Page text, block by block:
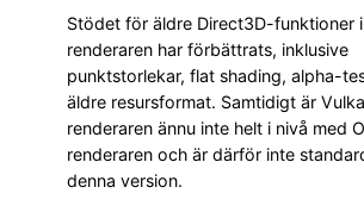
Stödet för äldre Direct3D-funktioner
renderaren har förbättrats, inklusive
punktstorlekar, flat shading, alpha-
äldre resursformat. Samtidigt är
renderaren ännu inte helt i nivå med
renderaren och är därför inte
denna version.